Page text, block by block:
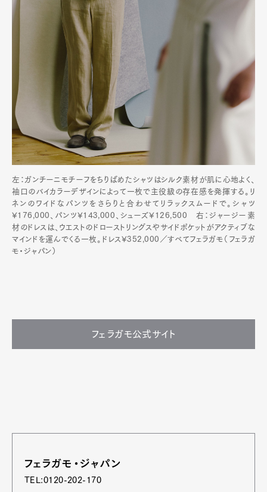
左：ガンチーニモチーフをちりばめたシャツはシルク素材が肌に心地よく、
袖口のバイカラーデザインによって一枚で主役級の存在感を発揮する。リ
ネンのワイドなパンツをさらりと合わせてリラックスムードで。シャツ
¥176,000、パンツ¥143,000、シューズ¥126,500 右：ジャージー素
材のドレスは、ウエストのドローストリングスやサイドポケットがアクティブな
マインドを運んでくる一枚。ドレス¥352,000／すべてフェラガモ（フェラガ
モ・ジャパン）
フェラガモ公式サイト
フェラガモ・ジャパン
TEL:0120-202-170